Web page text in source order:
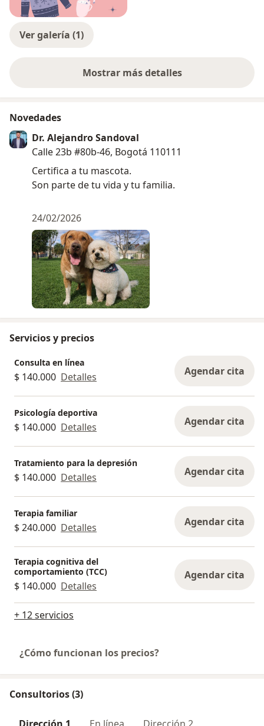
Ver galería (1)
Mostrar más detalles
sobre la experiencia
Novedades
Dr. Alejandro Sandoval
Calle 23b #80b-46, Bogotá 110111
Certifica a tu mascota.
Son parte de tu vida y tu familia.
24/02/2026
Servicios y precios
Consulta en línea
$ 140.000 Detalles Agendar cita
Psicología deportiva
$ 140.000 Detalles Agendar cita
Tratamiento para la depresión
$ 140.000 Detalles Agendar cita
Terapia familiar
$ 240.000 Detalles Agendar cita
Terapia cognitiva del
comportamiento (TCC)
$ 140.000 Detalles
Agendar cita
+ 12 servicios
¿Cómo funcionan los precios?
Consultorios (3)